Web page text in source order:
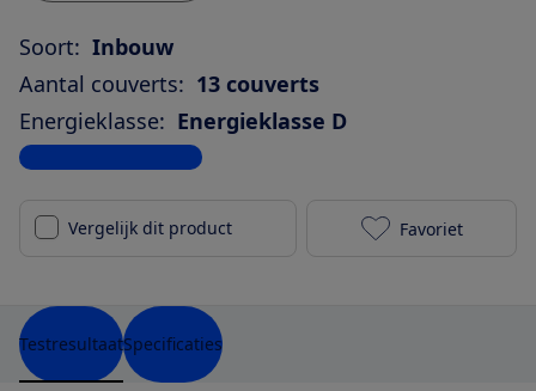
Soort: Inbouw
Aantal couverts: 13 couverts
Energieklasse: Energieklasse D
Bekijk alle specificaties
Vergelijk dit product AEG
Favoriet
TestresultaatSpecificaties